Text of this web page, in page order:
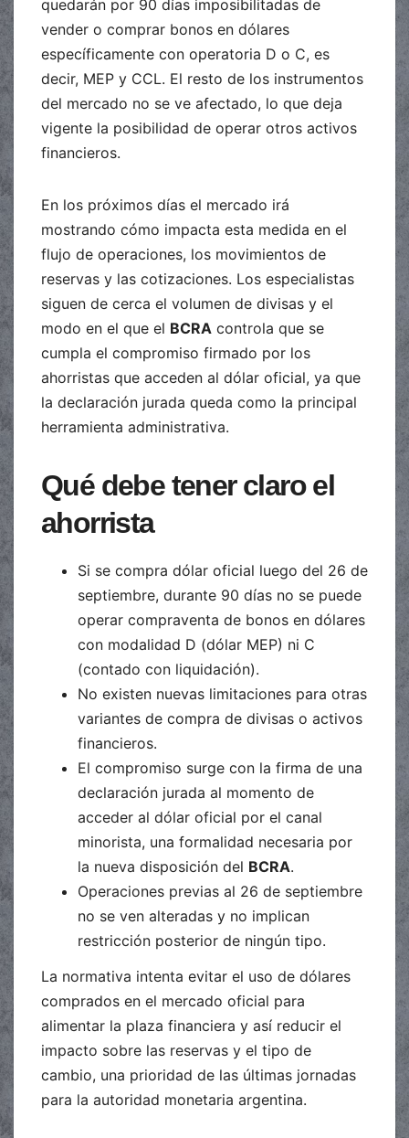
quedarán por 90 días imposibilitadas de
vender o comprar bonos en dólares
específicamente con operatoria D o C, es
decir, MEP y CCL. El resto de los instrumentos
del mercado no se ve afectado, lo que deja
vigente la posibilidad de operar otros activos
financieros.
En los próximos días el mercado irá
mostrando cómo impacta esta medida en el
flujo de operaciones, los movimientos de
reservas y las cotizaciones. Los especialistas
siguen de cerca el volumen de divisas y el
modo en el que el BCRA controla que se
cumpla el compromiso firmado por los
ahorristas que acceden al dólar oficial, ya que
la declaración jurada queda como la principal
herramienta administrativa.
Qué debe tener claro el
ahorrista
Si se compra dólar oficial luego del 26 de
septiembre, durante 90 días no se puede
operar compraventa de bonos en dólares
con modalidad D (dólar MEP) ni C
(contado con liquidación).
No existen nuevas limitaciones para otras
variantes de compra de divisas o activos
financieros.
El compromiso surge con la firma de una
declaración jurada al momento de
acceder al dólar oficial por el canal
minorista, una formalidad necesaria por
la nueva disposición del BCRA.
Operaciones previas al 26 de septiembre
no se ven alteradas y no implican
restricción posterior de ningún tipo.
La normativa intenta evitar el uso de dólares
comprados en el mercado oficial para
alimentar la plaza financiera y así reducir el
impacto sobre las reservas y el tipo de
cambio, una prioridad de las últimas jornadas
para la autoridad monetaria argentina.